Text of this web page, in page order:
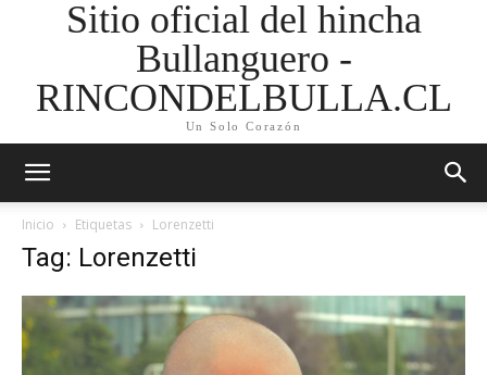
Sitio oficial del hincha
Bullanguero -
RINCONDELBULLA.CL
Un Solo Corazón
Inicio Etiquetas Lorenzetti
Tag: Lorenzetti